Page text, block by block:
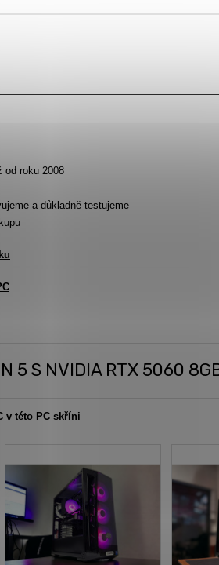
od roku 2008
a důkladně testujeme
5 S NVIDIA RTX 5060
v této PC skříni